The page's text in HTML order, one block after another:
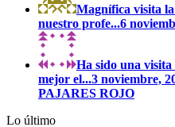
Magnífica visita
nuestro profe...6
Ha sido una
mejor el...3 noviembre,
PAJARES ROJO
Lo último